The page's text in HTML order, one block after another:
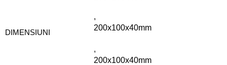
DIMENSIUNI
,
200x100x40mm
,
200x100x40mm